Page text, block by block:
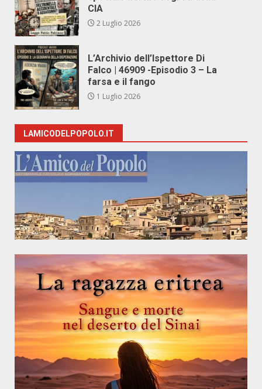
CIA
2 Luglio 2026
L’Archivio dell’Ispettore Di
Falco | 46909 -Episodio 3 – La
farsa e il fango
1 Luglio 2026
LAMICODELPOPOLO.IT